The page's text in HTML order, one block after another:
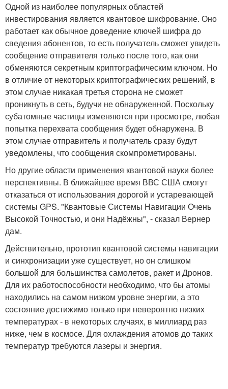
Одной из наиболее популярных областей
инвестирования является квантовое шифрование. Оно
работает как обычное доведение ключей шифра до
сведения абонентов, то есть получатель сможет увидеть
сообщение отправителя только после того, как они
обменяются секретным криптографическим ключом. Но
в отличие от некоторых криптографических решений, в
этом случае никакая третья сторона не сможет
проникнуть в сеть, будучи не обнаруженной. Поскольку
субатомные частицы изменяются при просмотре, любая
попытка перехвата сообщения будет обнаружена. В
этом случае отправитель и получатель сразу будут
уведомлены, что сообщения скомпрометированы.
Но другие области применения квантовой науки более
перспективны. В ближайшее время ВВС США смогут
отказаться от использования дорогой и устаревающей
системы GPS. "Квантовые Системы Навигации Очень
Высокой Точностью, и они Надёжны", - сказал Вернер
дам.
Действительно, прототип квантовой системы навигации
и синхронизации уже существует, но он слишком
большой для большинства самолетов, ракет и Дронов.
Для их работоспособности необходимо, что бы атомы
находились на самом низком уровне энергии, а это
состояние достижимо только при невероятно низких
температурах - в некоторых случаях, в миллиард раз
ниже, чем в космосе. Для охлаждения атомов до таких
температур требуются лазеры и энергия.